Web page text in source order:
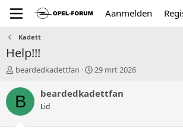
Aanmelden
Kadett
Help!!!
T
p
beardedkadettfan
S
a
29 mrt 2026
B beardedkadettfan
Lid